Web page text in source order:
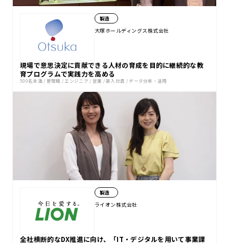
製造
大塚ホールディングス株式会社
現場で意思決定に貢献できる人材の育成を目的に継続的な教
育プログラムで実践力を高める
500名未満/ 管理職 / エンジニア / 営業 /新入社員 / データ分析・活用
製造
ライオン株式会社
全社横断的なDX推進に向け、「IT・デジタルを用いて事業課